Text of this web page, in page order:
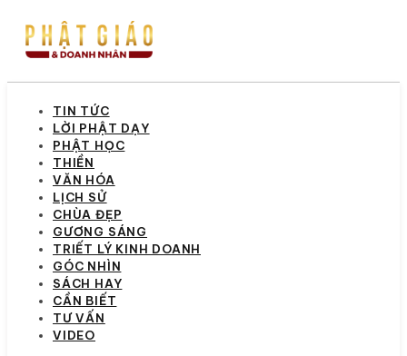
TIN TỨC
LỜI PHẬT DẠY
PHẬT HỌC
THIỀN
VĂN HÓA
LỊCH SỬ
CHÙA ĐẸP
GƯƠNG SÁNG
TRIẾT LÝ KINH DOANH
GÓC NHÌN
SÁCH HAY
CẦN BIẾT
TƯ VẤN
VIDEO